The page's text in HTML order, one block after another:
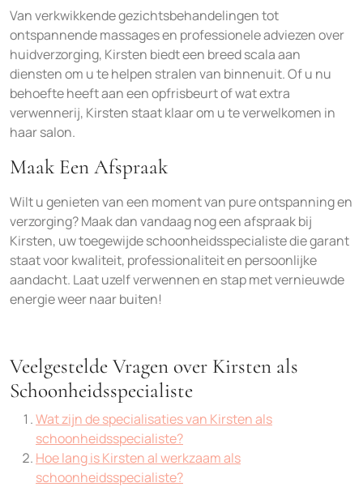
Van verkwikkende gezichtsbehandelingen tot
ontspannende massages en professionele adviezen over
huidverzorging, Kirsten biedt een breed scala aan
diensten om u te helpen stralen van binnenuit. Of u nu
behoefte heeft aan een opfrisbeurt of wat extra
verwennerij, Kirsten staat klaar om u te verwelkomen in
haar salon.
Maak Een Afspraak
Wilt u genieten van een moment van pure ontspanning en
verzorging? Maak dan vandaag nog een afspraak bij
Kirsten, uw toegewijde schoonheidsspecialiste die garant
staat voor kwaliteit, professionaliteit en persoonlijke
aandacht. Laat uzelf verwennen en stap met vernieuwde
energie weer naar buiten!
Veelgestelde Vragen over Kirsten als
Schoonheidsspecialiste
Wat zijn de specialisaties van Kirsten als
schoonheidsspecialiste?
Hoe lang is Kirsten al werkzaam als
schoonheidsspecialiste?